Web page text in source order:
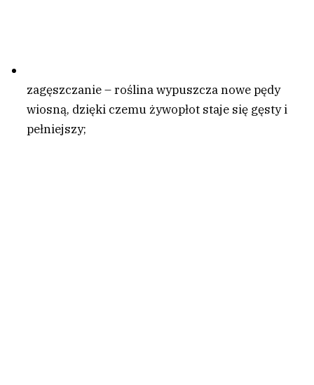
zagęszczanie – roślina wypuszcza nowe pędy
wiosną, dzięki czemu żywopłot staje się gęsty i
pełniejszy;